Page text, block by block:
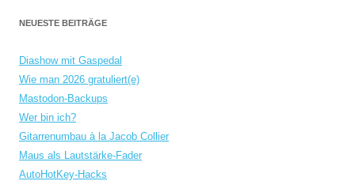
NEUESTE BEITRÄGE
Diashow mit Gaspedal
Wie man 2026 gratuliert(e)
Mastodon-Backups
Wer bin ich?
Gitarrenumbau à la Jacob Collier
Maus als Lautstärke-Fader
AutoHotKey-Hacks